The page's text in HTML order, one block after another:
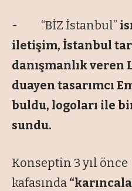
- “BİZ İstanbul”
iletişim, İstanbul
danışmanlık veren
duayen tasarımcı
buldu, logoları ile
sundu.
Konseptin 3 yıl önce
kafasında